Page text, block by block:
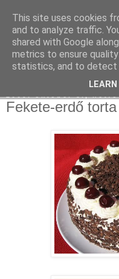
Moha
Fekete-erdő torta
This site uses cookies
and to analyze traffic.
shared with Google
metrics to ensure
statistics, and to detect